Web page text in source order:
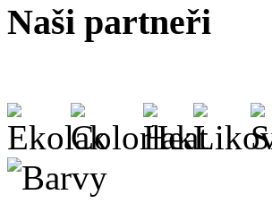
Naši partneři